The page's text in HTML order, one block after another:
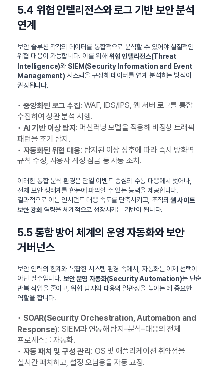
5.4 위협 인텔리전스와 로그 기반 보안 분석
연계
보안 솔루션 각각의 데이터를 통합적으로 분석할 수 있어야 실질적인
위협 대응이 가능합니다. 이를 위해위협 인텔리전스(Threat
Intelligence)와 SIEM(Security Information and Event
Management) 시스템을 구성해 데이터를 연계 분석하는 방식이
권장됩니다.
• 중앙화된 로그 수집: WAF, IDS/IPS, 웹 서버 로그를 통합
수집하여 상관 분석 시행.
• AI 기반 이상 탐지 : 머신러닝 모델을 적용해 비정상 트래픽
패턴을 조기 탐지.
• 자동화된 위협 대응: 탐지된 이상 징후에 따라 즉시 방화벽
규칙 수정, 사용자 계정 잠금 등 자동 조치.
이러한 통합 분석 환경은 단일 이벤트 중심의 수동 대응에서 벗어나,
전체 보안 생태계를 한눈에 파악할 수 있는 능력을 제공합니다.
결과적으로 이는 인시던트 대응 속도를 단축시키고, 조직의웹 사이트
보안 강화역량을 체계적으로 성장시키는 기반이 됩니다.
5.5 통합 방어 체계의 운영 자동화와 보안
거버넌스
보안 인력의 한계와 복잡한 시스템 환경 속에서, 자동화는 이제 선택이
아닌 필수입니다. 보안 운영 자동화(Security Automation)는 단순
반복 작업을 줄이고, 위협 탐지와 대응의 일관성을 높이는 데 중요한
역할을 합니다.
• SOAR(Security Orchestration, Automation and
Response): SIEM과 연동해 탐지–분석–대응의 전체
프로세스를 자동화.
• 자동 패치 및 구성 관리 : OS 및 애플리케이션 취약점을
실시간 패치하고, 설정 오남용을 자동 교정.